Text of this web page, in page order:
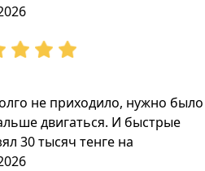
не приходило, нужно было
двигаться. И быстрые
30 тысяч тенге на